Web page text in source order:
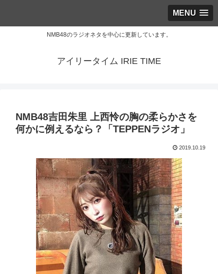
MENU
NMB48のラジオネタを中心に更新しています。
アイリータイム IRIE TIME
NMB48吉田朱里 上西怜の胸の柔らかさを
何かに例えるなら？「TEPPENラジオ」
2019.10.19